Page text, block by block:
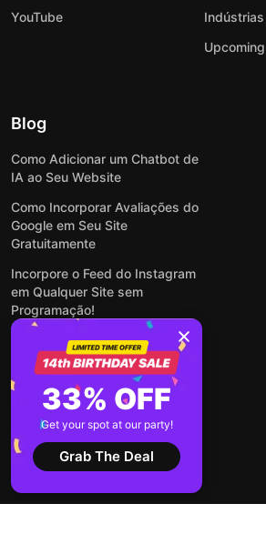
YouTube
Indústrias
Blog
Como Adicionar um Chatbot de
IA ao Seu Website
Como Incorporar Avaliações do
Google em Seu Site
Gratuitamente
Incorpore o Feed do Instagram
em Qualquer Site sem
Programação!
Como Incorporar Formulários
em Qualquer Site Online e
Gratuitamente
Como Criar Formulário para
WordPress: Simples e Rápido
Ver todas publicações
33% OFF
Get your spot at our party!
Grab The Deal